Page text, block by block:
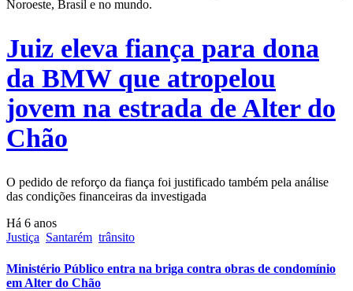
Noroeste, Brasil e no mundo.
Juiz eleva fiança para dona
da BMW que atropelou
jovem na estrada de Alter do
Chão
O pedido de reforço da fiança foi justificado também pela análise
das condições financeiras da investigada
Há 6 anos
Justiça Santarém trânsito
Ministério Público entra na briga contra obras de condomínio
em Alter do Chão